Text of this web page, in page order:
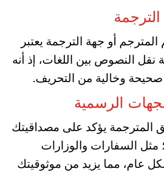
أو جهة الترجمة يعتبر
النصوص بين اللغات، إذ أنه
وخالية من التحريف.
الرسمية
المترجمة يؤكد على مصداقيتك
مثل السفارات والوزارات
عام، مما يزيد من موثوقيتك